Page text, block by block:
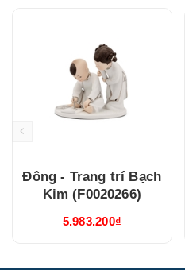
Đông - Trang trí Bạch
Kim (F0020266)
5.983.200₫